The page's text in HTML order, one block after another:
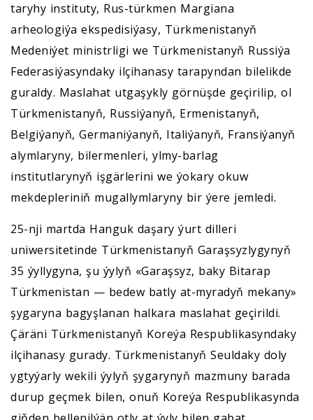
taryhy instituty, Rus-türkmen Margiana
arheologiýa ekspedisiýasy, Türkmenistanyň
Medeniýet ministrligi we Türkmenistanyň Russiýa
Federasiýasyndaky ilçihanasy tarapyndan bilelikde
guraldy. Maslahat utgaşykly görnüşde geçirilip, ol
Türkmenistanyň, Russiýanyň, Ermenistanyň,
Belgiýanyň, Germaniýanyň, Italiýanyň, Fransiýanyň
alymlaryny, bilermenleri, ylmy-barlag
institutlarynyň işgärlerini we ýokary okuw
mekdepleriniň mugallymlaryny bir ýere jemledi.
25-nji martda Hanguk daşary ýurt dilleri
uniwersitetinde Türkmenistanyň Garaşsyzlygynyň
35 ýyllygyna, şu ýylyň «Garaşsyz, baky Bitarap
Türkmenistan — bedew batly at-myradyň mekany»
şygaryna bagyşlanan halkara maslahat geçirildi.
Çäräni Türkmenistanyň Koreýa Respublikasyndaky
ilçihanasy gurady. Türkmenistanyň Seuldaky doly
ygtyýarly wekili ýylyň şygarynyň mazmuny barada
durup geçmek bilen, onuň Koreýa Respublikasynda